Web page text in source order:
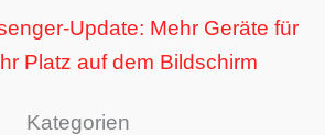
Update: Mehr Geräte für
Platz auf dem Bildschirm
Kategorien